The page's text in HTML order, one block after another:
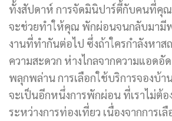
ทั้งสัปดาห์ การจัดมินิปาร์ตี้กับคนที่คุ
จะช่วยทำให้คุณ พักผ่อนจนกลับมามี
งานที่ทำกันต่อไป ซึ่งถ้าใครกำลังหา
ความสะดวก ห่างไกลจากความแอดอั
พลุกพล่าน การเลือกใช้บริการจองบ้
จะเป็นอีกหนึ่งการพักผ่อน ที่เราไม่ต้อ
ระหว่างการท่องเที่ยว เนื่องจากการ